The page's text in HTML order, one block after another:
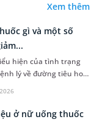
Xem thêm
gì và một số
hiện của tình trạng
lý về đường tiêu hoá
nhân cụ thể, bác sĩ sẽ
ở nữ uống thuốc